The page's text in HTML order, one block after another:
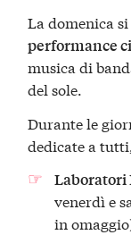
La domenica
performance
musica di
del sole.
Durante le
dedicate a
Laboratori
venerdì e
in